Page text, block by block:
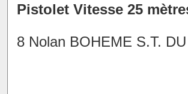
Pistolet Vitesse 25
8 Nolan BOHEME S.T.